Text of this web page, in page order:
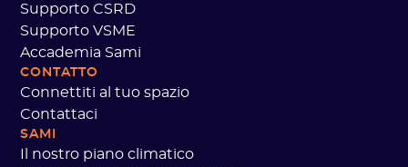
Supporto CSRD
Supporto VSME
Accademia Sami
CONTATTO
Connettiti al tuo spazio
Contattaci
SAMI
Il nostro piano climatico